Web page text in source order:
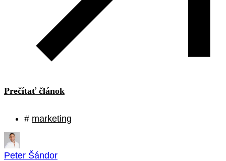
Prečítať článok
# marketing
Peter Šándor